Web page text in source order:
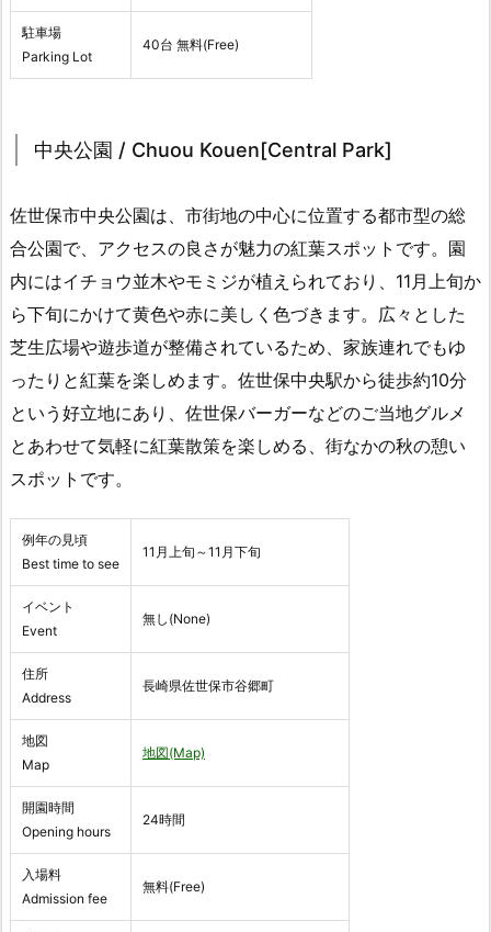
駐車場
Parking Lot
40台 無料(Free)
中央公園 / Chuou Kouen[Central Park]
佐世保市中央公園は、市街地の中心に位置する都市型の総
合公園で、アクセスの良さが魅力の紅葉スポットです。園
内にはイチョウ並木やモミジが植えられており、11月上旬か
ら下旬にかけて黄色や赤に美しく色づきます。広々とした
芝生広場や遊歩道が整備されているため、家族連れでもゆ
ったりと紅葉を楽しめます。佐世保中央駅から徒歩約10分
という好立地にあり、佐世保バーガーなどのご当地グルメ
とあわせて気軽に紅葉散策を楽しめる、街なかの秋の憩い
スポットです。
例年の見頃
Best time to see
11月上旬～11月下旬
イベント
Event
無し(None)
住所
Address
長崎県佐世保市谷郷町
地図
Map
地図(Map)
開園時間
Opening hours
24時間
入場料
Admission fee
無料(Free)